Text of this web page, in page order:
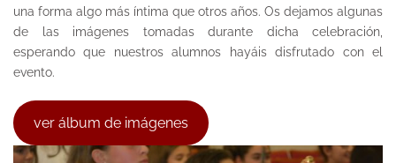
una forma algo más íntima que otros años. Os dejamos algunas
de las imágenes tomadas durante dicha celebración,
esperando que nuestros alumnos hayáis disfrutado con el
evento.
ver álbum de imágenes